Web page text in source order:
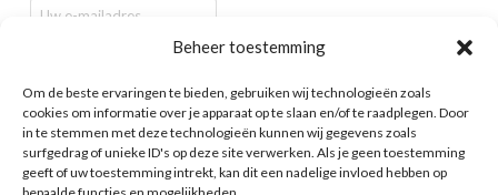
Beheer toestemming
Om de beste ervaringen te bieden, gebruiken wij technologieën zoals
cookies om informatie over je apparaat op te slaan en/of te raadplegen. Door
in te stemmen met deze technologieën kunnen wij gegevens zoals
surfgedrag of unieke ID's op deze site verwerken. Als je geen toestemming
geeft of uw toestemming intrekt, kan dit een nadelige invloed hebben op